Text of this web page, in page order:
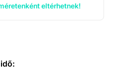
eltérhetnek!